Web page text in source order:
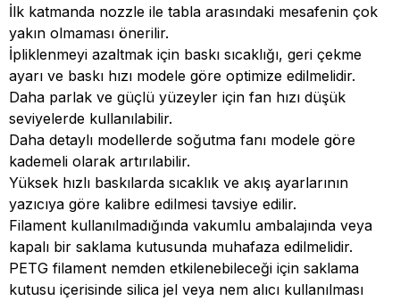
İlk katmanda nozzle ile tabla arasındaki mesafenin çok
yakın olmaması önerilir.
İpliklenmeyi azaltmak için baskı sıcaklığı, geri çekme
ayarı ve baskı hızı modele göre optimize edilmelidir.
Daha parlak ve güçlü yüzeyler için fan hızı düşük
seviyelerde kullanılabilir.
Daha detaylı modellerde soğutma fanı modele göre
kademeli olarak artırılabilir.
Yüksek hızlı baskılarda sıcaklık ve akış ayarlarının
yazıcıya göre kalibre edilmesi tavsiye edilir.
Filament kullanılmadığında vakumlu ambalajında veya
kapalı bir saklama kutusunda muhafaza edilmelidir.
PETG filament nemden etkilenebileceği için saklama
kutusu içerisinde silica jel veya nem alıcı kullanılması